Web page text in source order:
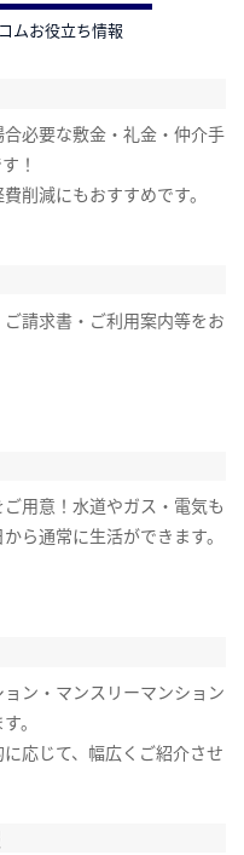
ムお役立ち情報
必要な敷金・礼金・仲介手
！
削減にもおすすめです。
請求書・ご利用案内等をお
用意！水道やガス・電気も
ら通常に生活ができます。
ン・マンスリーマンション
。
応じて、幅広くご紹介させ